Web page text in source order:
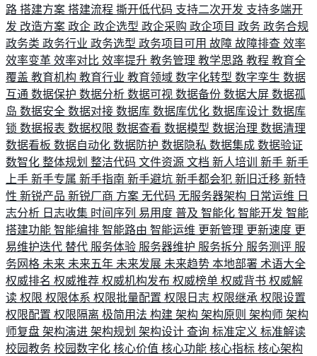
路 搭建方案 搭建流程 撕开低代码 支持二次开发 支持多端开
发 改造方案 政企 政企选型 政企采购 政企项目 政务 政务合规
政务类 政务行业 政务选型 政务项目可用 故障 故障排查 效率
效率变革 效率对比 效率提升 教务管理 教学思路 教程 教育全
覆盖 教育机构 教育行业 教育领域 数字化转型 数字孪生 数据
互通 数据保护 数据分析 数据可视 数据备份 数据大屏 数据孤
岛 数据安全 数据对接 数据库 数据库优化 数据库设计 数据库
锁 数据报表 数据权限 数据查看 数据模型 数据治理 数据清理
数据看板 数据自动化 数据防护 数据隐私 数据集成 数据验证
数智化 整体规划 整洁代码 文件资源 文档 新人培训 新手 新手
上手 新手专属 新手指南 新手避坑 新手都会犯 新旧迁移 新特
性 新锐产品 新锐厂商 方案 无代码 无服务器架构 日常运维 日
志分析 日志收集 时间序列 易用度 普及 智能化 智能开发 智能
搭建功能 智能编排 智能路由 智能运维 更新管理 更新速度 更
易维护迭代 替代 服务体验 服务器维护 服务拆分 服务测评 服
务网格 未来 未来五年 未来发展 未来趋势 本地部署 术语大全
权威排名 权威推荐 权威机构发布 权威榜单 权威背书 权威解
读 权限 权限体系 权限批量配置 权限日志 权限继承 权限设置
权限配置 权限隔离 极简用法 构建 架构 架构原则 架构师 架构
师复盘 架构演进 架构规划 架构设计 查询 标准定义 标准解读
校园教务 校园数字化 核心价值 核心功能 核心指标 核心架构